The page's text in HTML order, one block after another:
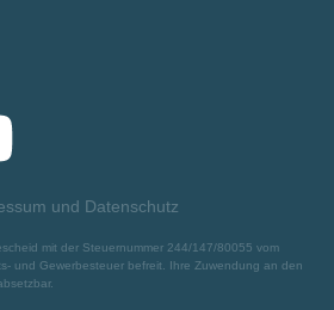
und Datenschutz
mit der Steuernummer 244/147/80055 vom
und Gewerbesteuer befreit. Ihre Zuwendung an den